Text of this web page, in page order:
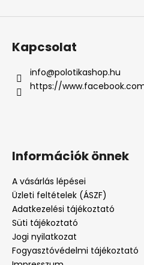
Kapcsolat
info@polotikashop.hu
https://
Információk önnek
A vásárlás lépései
Üzleti feltételek (ÁSZF)
Adatkezelési tájékoztató
Süti tájékoztató
Jogi nyilatkozat
Fogyasztóvédelmi tájékoztató